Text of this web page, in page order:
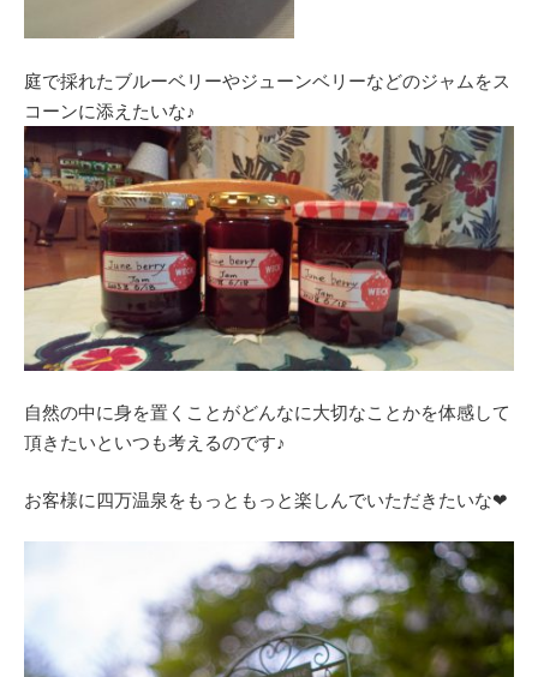
庭で採れたブルーベリーやジューンベリーなどのジャムをス
コーンに添えたいな♪
自然の中に身を置くことがどんなに大切なことかを体感して
頂きたいといつも考えるのです♪
お客様に四万温泉をもっともっと楽しんでいただきたいな❤